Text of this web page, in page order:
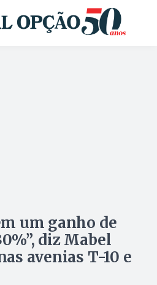
um ganho de
diz Mabel
avenias T-10 e